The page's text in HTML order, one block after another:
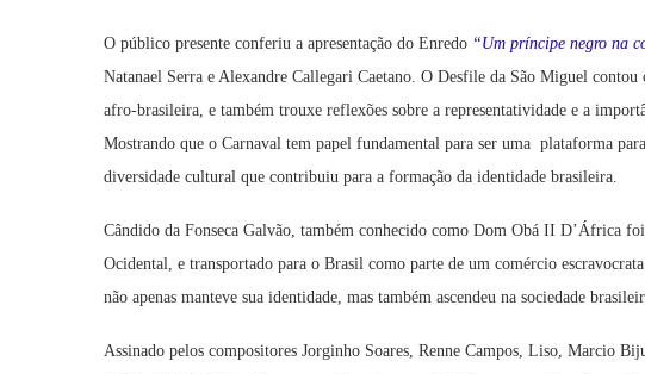
O público presente conferiu a apresentação do Enredo “Um príncipe negro na
Natanael Serra e Alexandre Callegari Caetano. O Desfile da São Miguel
afro-brasileira, e também trouxe reflexões sobre a representatividade e a
Mostrando que o Carnaval tem papel fundamental para ser uma plataforma
diversidade cultural que contribuiu para a formação da identidade brasileira.
Cândido da Fonseca Galvão, também conhecido como Dom Obá II D’África
Ocidental, e transportado para o Brasil como parte de um comércio
não apenas manteve sua identidade, mas também ascendeu na sociedade
Assinado pelos compositores Jorginho Soares, Renne Campos, Liso, Marcio